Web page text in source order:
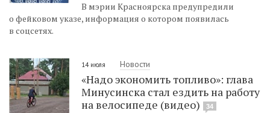
В мэрии Красноярска предупредили
о фейковом указе, информация о котором появилась
в соцсетях.
14 июля Новости
«Надо экономить топливо»: глава
Минусинска стал ездить на работу
на велосипеде (видео)
34